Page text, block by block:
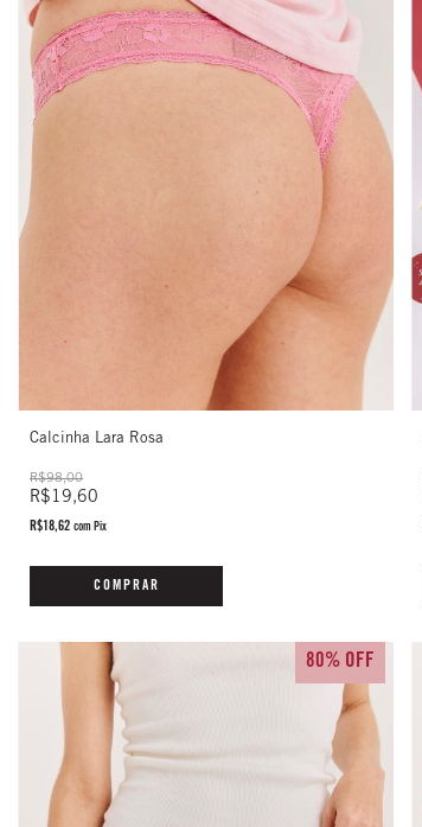
Calcinha Lara Rosa
R$98,00
R$19,60
R$18,62 com Pix
COMPRAR
80% OFF